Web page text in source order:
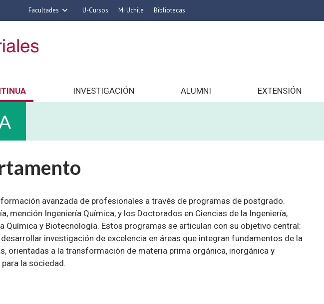
Facultades
Cs. Veterinarias y Pecuarias
Comunicación e Imagen
Medicina
Odontología
Nutrición y Tecnología de
U-Cursos Mi Uchile Bibliotecas
INVESTIGACIÓN ALUMNI EXTENSIÓN
avanzada de profesionales a través de programas de postgrado.
mención Ingeniería Química, y los Doctorados en Ciencias de la Ingeniería,
Química y Biotecnología. Estos programas se articulan con su objetivo central:
investigación de excelencia en áreas que integran fundamentos de la
orientadas a la transformación de materia prima orgánica, inorgánica y
la sociedad.